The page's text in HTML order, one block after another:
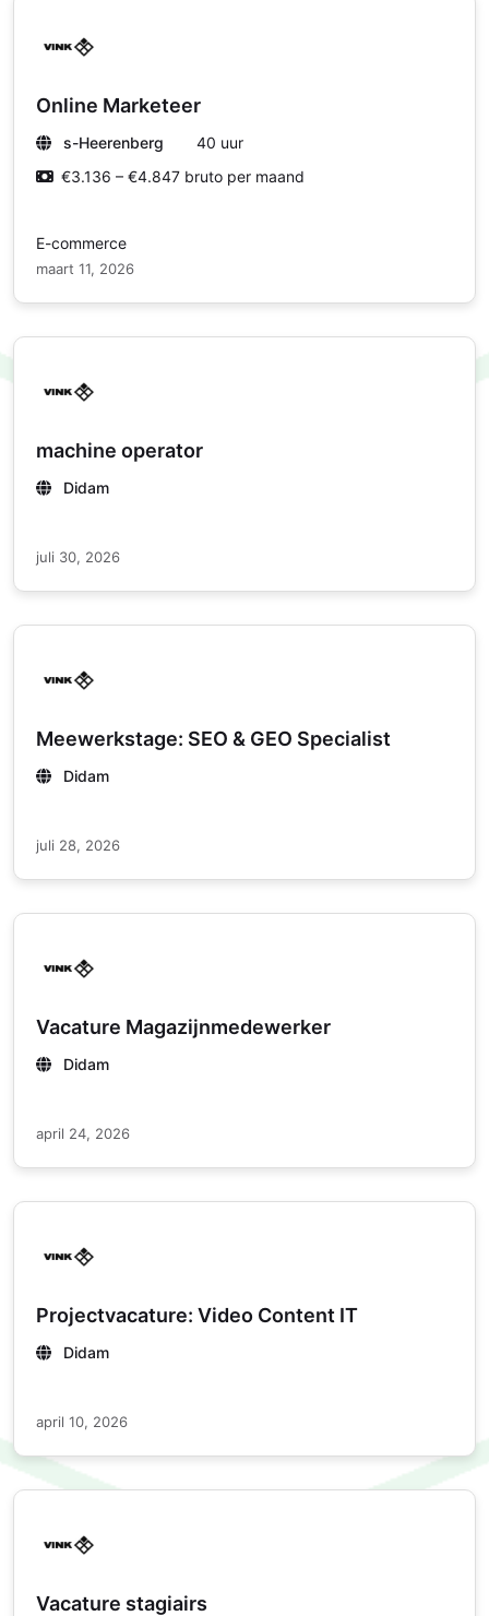
Online Marketeer
s-Heerenberg
40 uur
€3.136 – €4.847 bruto per maand
E-commerce
maart 11, 2026
machine operator
Didam
juli 30, 2026
Meewerkstage: SEO & GEO Specialist
Didam
juli 28, 2026
Vacature Magazijnmedewerker
Didam
april 24, 2026
Projectvacature: Video Content IT
Didam
april 10, 2026
Vacature stagiairs